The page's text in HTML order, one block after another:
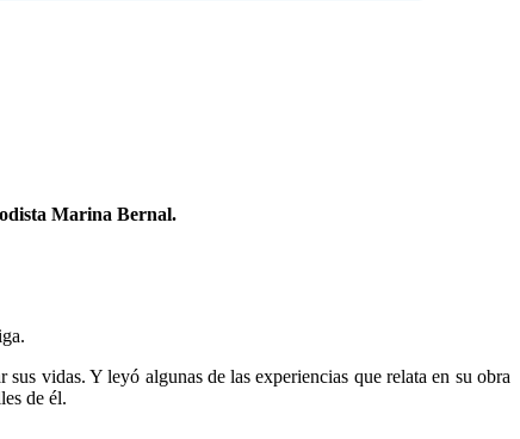
Marina Bernal.
vidas. Y leyó algunas de las experiencias que relata en su obra
de él.